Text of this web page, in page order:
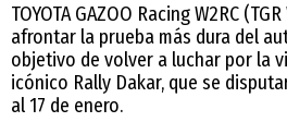
TOYOTA GAZOO Racing W2RC
afrontar la prueba más dura del
objetivo de volver a luchar por la
icónico Rally Dakar, que se
al 17 de enero.